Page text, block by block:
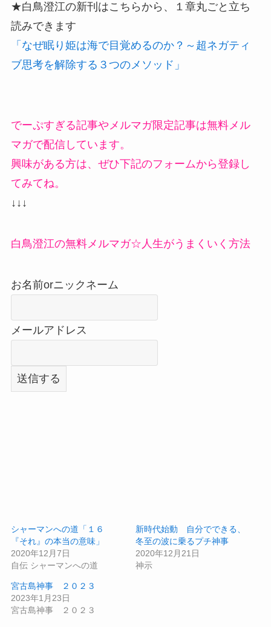
★白鳥澄江の新刊はこちらから、１章丸ごと立ち
読みできます
「なぜ眠り姫は海で目覚めるのか？～超ネガティ
ブ思考を解除する３つのメソッド」
でーぷすぎる記事やメルマガ限定記事は無料メル
マガで配信しています。
興味がある方は、ぜひ下記のフォームから登録し
てみてね。
↓↓↓
白鳥澄江の無料メルマガ☆人生がうまくいく方法
お名前orニックネーム
メールアドレス
シャーマンへの道「１６
『それ』の本当の意味」
2020年12月7日
自伝 シャーマンへの道
新時代始動 自分でできる、
冬至の波に乗るプチ神事
2020年12月21日
神示
宮古島神事 ２０２３
2023年1月23日
宮古島神事 ２０２３